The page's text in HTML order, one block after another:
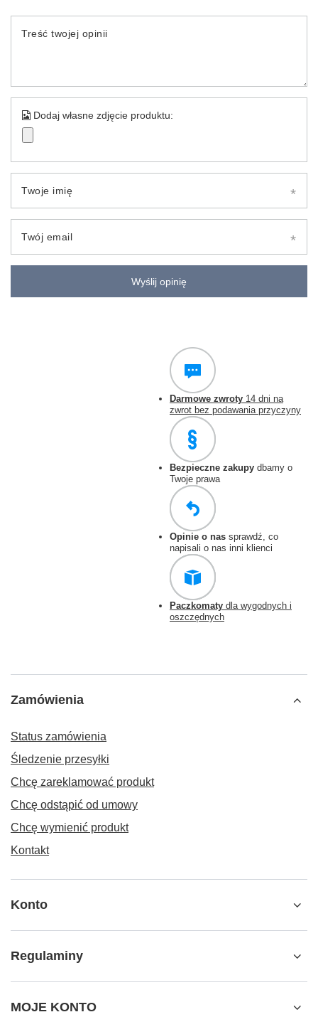
Treść twojej opinii
Dodaj własne zdjęcie produktu:
Twoje imię
Twój email
Wyślij opinię
Darmowe zwroty 14 dni na
zwrot bez podawania przyczyny
Bezpieczne zakupy dbamy o
Twoje prawa
Opinie o nas sprawdź, co
napisali o nas inni klienci
Paczkomaty dla wygodnych i
oszczędnych
Zamówienia
Status zamówienia
Śledzenie przesyłki
Chcę zareklamować produkt
Chcę odstąpić od umowy
Chcę wymienić produkt
Kontakt
Konto
Regulaminy
MOJE KONTO